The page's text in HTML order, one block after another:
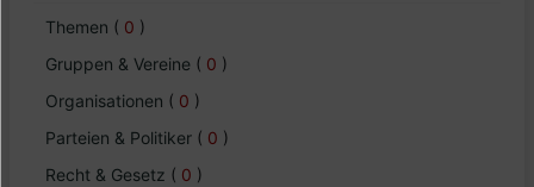
Themen ( 0 )
Gruppen & Vereine ( 0 )
Organisationen ( 0 )
Parteien & Politiker ( 0 )
Recht & Gesetz ( 0 )